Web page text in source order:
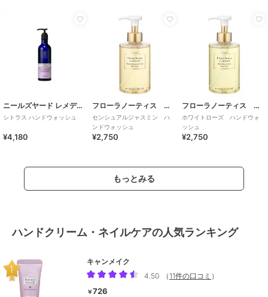
ニールズヤード レメディーズ
シトラス ハンドウォッシュ
¥4,180
フローラノーティス ジルスチュアート
センシュアルジャスミン ハ
ンドウォッシュ
¥2,750
フローラノーティス ジルスチュアート
ホワイトローズ ハンドウォ
ッシュ
¥2,750
もっとみる
ハンドクリーム・ネイルケアの人気ランキング
キャンメイク
4.50
（ 11件の口コミ ）
￥726